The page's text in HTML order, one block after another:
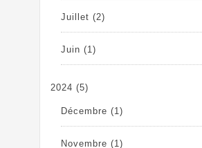
Juillet (2)
Juin (1)
2024 (5)
Décembre (1)
Novembre (1)